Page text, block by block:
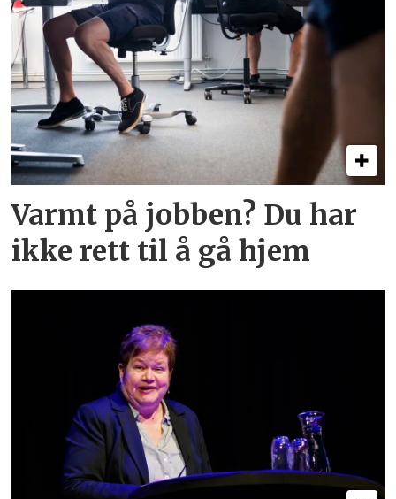
Varmt på jobben? Du har
ikke rett til å gå hjem